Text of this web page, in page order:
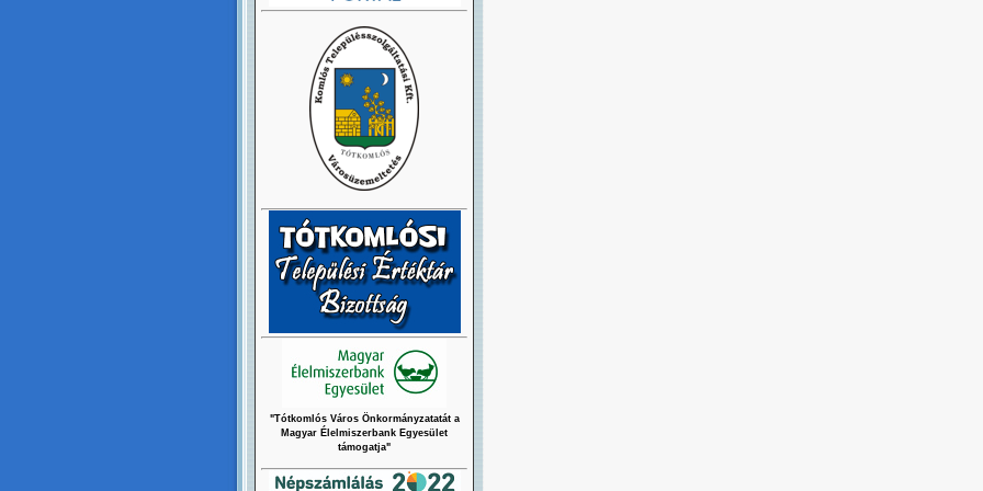
"Tótkomlós Város Önkormányzatatát a
Magyar Élelmiszerbank Egyesület
támogatja"